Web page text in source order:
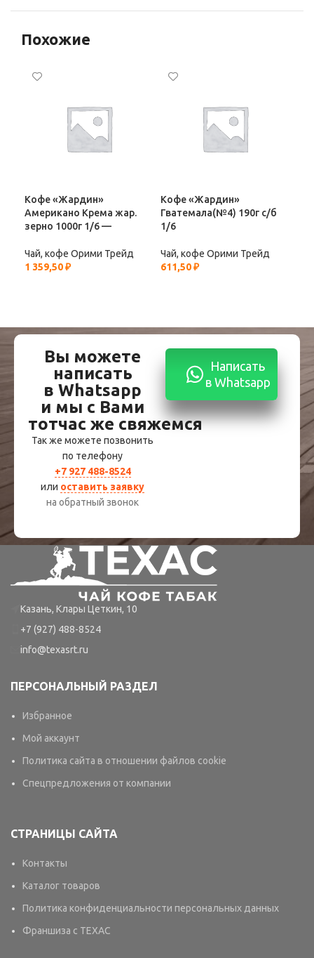
Похожие
Кофе «Жардин»
Американо Крема жар.
зерно 1000г 1/6 —
Чай, кофе Орими Трейд
1 359,50₽
Кофе «Жардин»
Гватемала(№4) 190г с/б
1/6
Чай, кофе Орими Трейд
611,50₽
Вы можете
написать
в Whatsapp
и мы с Вами
тотчас же свяжемся
Так же можете позвонить
по телефону
+7 927 488-8524
или оставить заявку
на обратный звонок
Написать
в Whatsapp
Казань, Клары Цеткин, 10
+7 (927) 488-8524
info@texasrt.ru
ПЕРСОНАЛЬНЫЙ РАЗДЕЛ
Избранное
Мой аккаунт
Политика сайта в отношении файлов cookie
Спецпредложения от компании
СТРАНИЦЫ САЙТА
Контакты
Каталог товаров
Политика конфиденциальности персональных данных
Франшиза с TEXAC